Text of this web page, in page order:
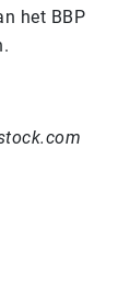
het BBP